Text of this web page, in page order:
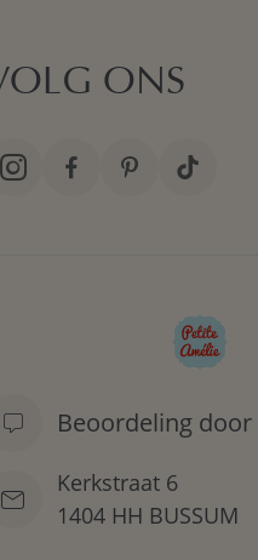
ONS
Beoordeling
Kerkstraat 6
1404 HH BUSSUM